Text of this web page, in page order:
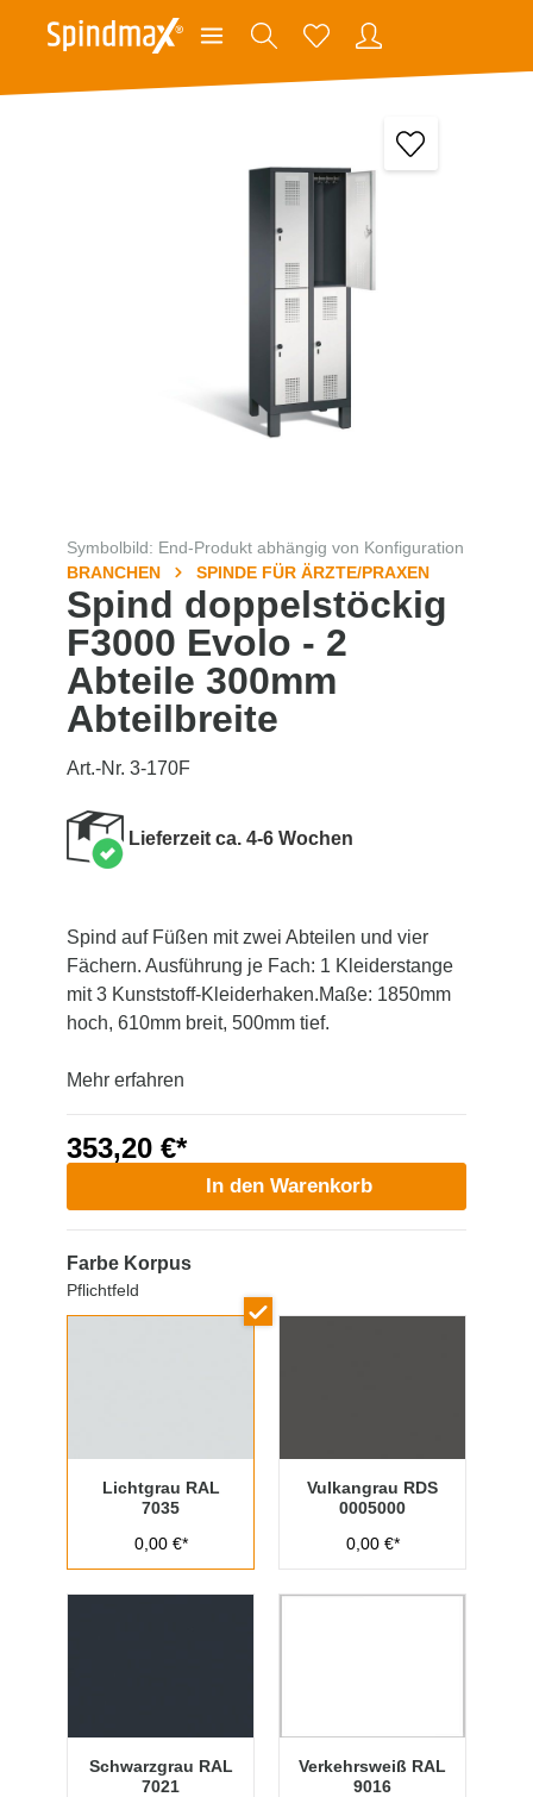
Symbolbild: End-Produkt abhängig von Konfiguration
BRANCHEN
SPINDE FÜR ÄRZTE/PRAXEN
Spind doppelstöckig
F3000 Evolo - 2
Abteile 300mm
Abteilbreite
Art.-Nr. 3-170F
Lieferzeit ca. 4-6 Wochen
Spind auf Füßen mit zwei Abteilen und vier
Fächern. Ausführung je Fach: 1 Kleiderstange
mit 3 Kunststoff-Kleiderhaken.Maße: 1850mm
hoch, 610mm breit, 500mm tief.
Mehr erfahren
353,20 €*
In den Warenkorb
Farbe Korpus
Pflichtfeld
Lichtgrau RAL
7035
0,00 €*
Vulkangrau RDS
0005000
0,00 €*
Schwarzgrau RAL
7021
Verkehrsweiß RAL
9016